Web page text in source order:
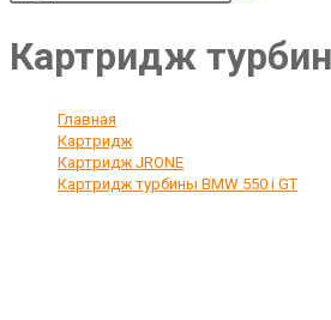
Картридж
Главная
Картридж
Картридж JRONE
Картридж турбины BMW 550 i GT